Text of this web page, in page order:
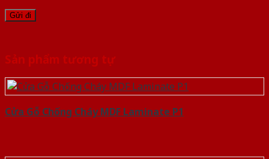
Sản phẩm tương tự
Cửa Gỗ Chống Cháy MDF Laminate P1